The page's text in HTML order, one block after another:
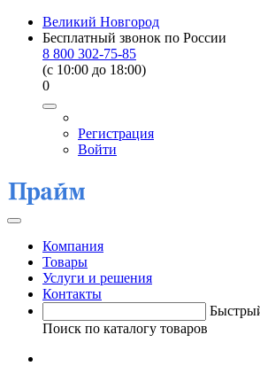
Великий Новгород
Бесплатный звонок по России
8 800 302-75-85
(c 10:00 до 18:00)
0
Регистрация
Войти
Компания
Товары
Услуги и решения
Контакты
Поиск по каталогу товаров